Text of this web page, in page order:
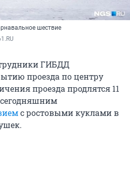
шествие
ГИБДД
проезда по центру
проезда продлятся 11
с ростовыми куклами в